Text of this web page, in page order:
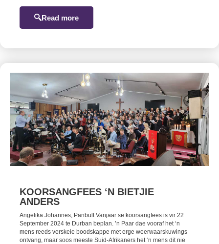
Read more
KOORSANGFEES ‘N BIETJIE
ANDERS
Angelika Johannes, Panbult Vanjaar se koorsangfees is vir 22
September 2024 te Durban beplan. ’n Paar dae vooraf het ‘n
mens reeds verskeie boodskappe met erge weerwaarskuwings
ontvang, maar soos meeste Suid-Afrikaners het ‘n mens dit nie